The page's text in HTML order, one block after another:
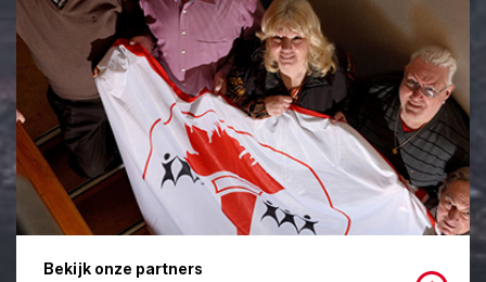
Bekijk onze partners